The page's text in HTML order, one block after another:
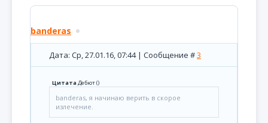
banderas
Дата: Ср, 27.01.16, 07:44 | Сообщение #3
ЦитатаДебют()
banderas, я начинаю верить в скорое
излечение.